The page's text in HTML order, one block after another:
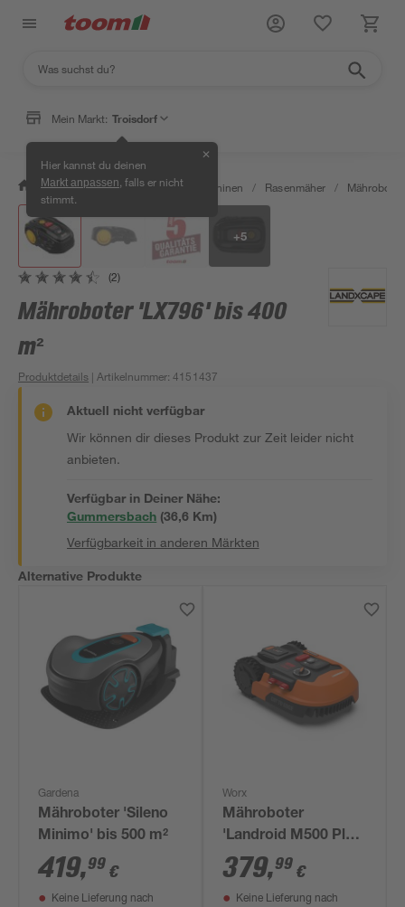
Mein Markt: Troisdorf
Hier kannst du deinen
Markt anpassen , falls er nicht
stimmt.
✕
/ Garten & Freizeit / Gartenmaschinen / Rasenmäher / Mähroboter
+5
(2)
Mähroboter 'LX796' bis 400
m²
Produktdetails | Artikelnummer:4151437
Aktuell nicht verfügbar
Wir können dir dieses Produkt zur Zeit leider nicht
anbieten.
Verfügbar in Deiner Nähe:
Gummersbach (36,6 Km)
Verfügbarkeit in anderen Märkten
Alternative Produkte
Gardena
Mähroboter 'Sileno
Minimo' bis 500 m²
419,99 €
Keine Lieferung nach
Worx
Mähroboter
'Landroid M500 Plus'
bis 500 m²
379,99 €
Keine Lieferung nach